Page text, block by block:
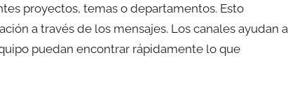
proyectos, temas o departamentos. Esto
a través de los mensajes. Los canales ayudan a
puedan encontrar rápidamente lo que